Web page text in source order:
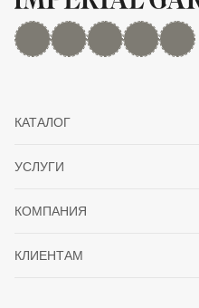
MAX Дзен YouTuberutube
КАТАЛОГ
УСЛУГИ
КОМПАНИЯ
КЛИЕНТАМ